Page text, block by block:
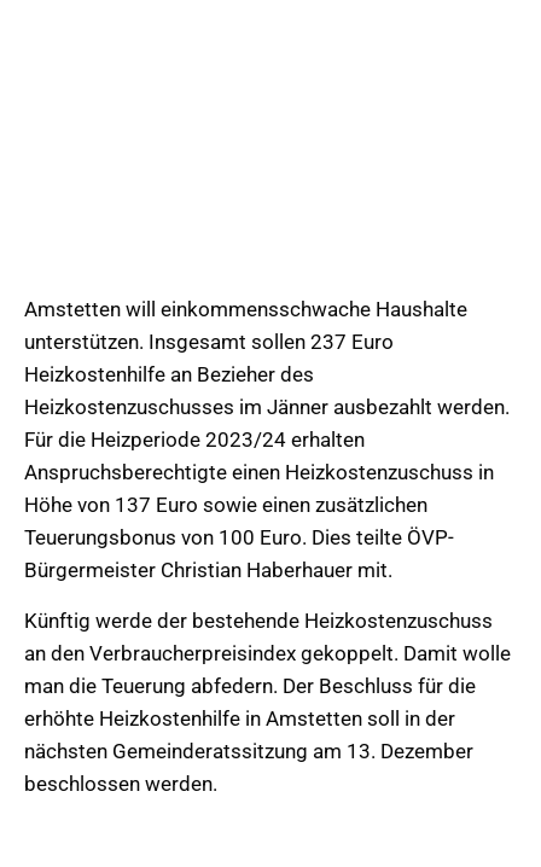
Amstetten will einkommensschwache Haushalte
unterstützen. Insgesamt sollen 237 Euro
Heizkostenhilfe an Bezieher des
Heizkostenzuschusses im Jänner ausbezahlt werden.
Für die Heizperiode 2023/24 erhalten
Anspruchsberechtigte einen Heizkostenzuschuss in
Höhe von 137 Euro sowie einen zusätzlichen
Teuerungsbonus von 100 Euro. Dies teilte ÖVP-
Bürgermeister Christian Haberhauer mit.
Künftig werde der bestehende Heizkostenzuschuss
an den Verbraucherpreisindex gekoppelt. Damit wolle
man die Teuerung abfedern. Der Beschluss für die
erhöhte Heizkostenhilfe in Amstetten soll in der
nächsten Gemeinderatssitzung am 13. Dezember
beschlossen werden.